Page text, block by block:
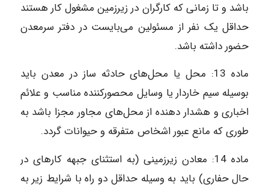
باشد و تا زمانی که کارگران در زیرزمین مشغول کار هستند
حداقل یک نفر از مسئولین می‌بایست در دفتر سرمعدن
حضور داشته باشد.
ماده‌ 13: محل یا محل‌های حادثه ساز در معدن باید
بوسیله سیم خاردار یا وسایل محصور‌کننده مناسب و علائم
اخباری و هشدار دهنده از محل‌های مجاور مجزا باشد به
طوری که مانع عبور اشخاص متفرقه و حیوانات گردد.
ماده‌ 14: معادن زیرزمینی (به استثنای جبهه کارهای در
حال حفاری) باید به وسیله حداقل دو راه با شرایط زیر به